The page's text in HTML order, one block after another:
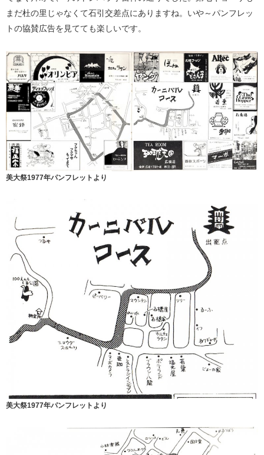
まだ杜の里じゃなくて石引交差点にありますね。いや～パンフレッ
トの協賛広告を見てても楽しいです。
美大祭1977年パンフレットより
美大祭1977年パンフレットより